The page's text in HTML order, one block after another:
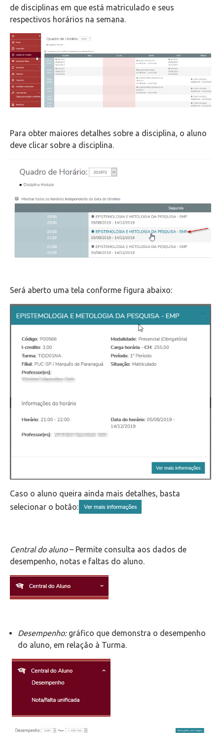
de disciplinas em que está matriculado e seus
respectivos horários na semana.
Para obter maiores detalhes sobre a disciplina, o aluno
deve clicar sobre a disciplina.
Será aberto uma tela conforme figura abaixo:
Caso o aluno queira ainda mais detalhes, basta
selecionar o botão:
Central do aluno– Permite consulta aos dados de
desempenho, notas e faltas do aluno.
Desempenho:gráfico que demonstra o desempenho
do aluno, em relação à Turma.